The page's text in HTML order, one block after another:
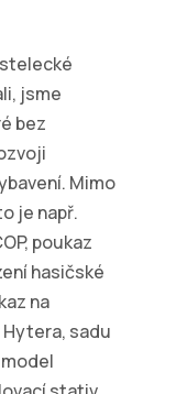
jsme
bez
Mimo
je např.
poukaz
hasičské
na
sadu